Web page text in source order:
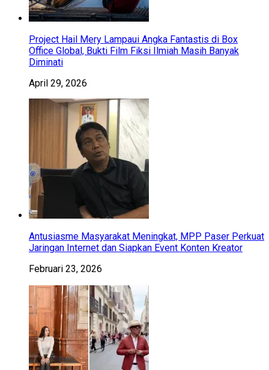
Project Hail Mery Lampaui Angka Fantastis di Box
Office Global, Bukti Film Fiksi Ilmiah Masih Banyak
Diminati
April 29, 2026
Antusiasme Masyarakat Meningkat, MPP Paser Perkuat
Jaringan Internet dan Siapkan Event Konten Kreator
Februari 23, 2026